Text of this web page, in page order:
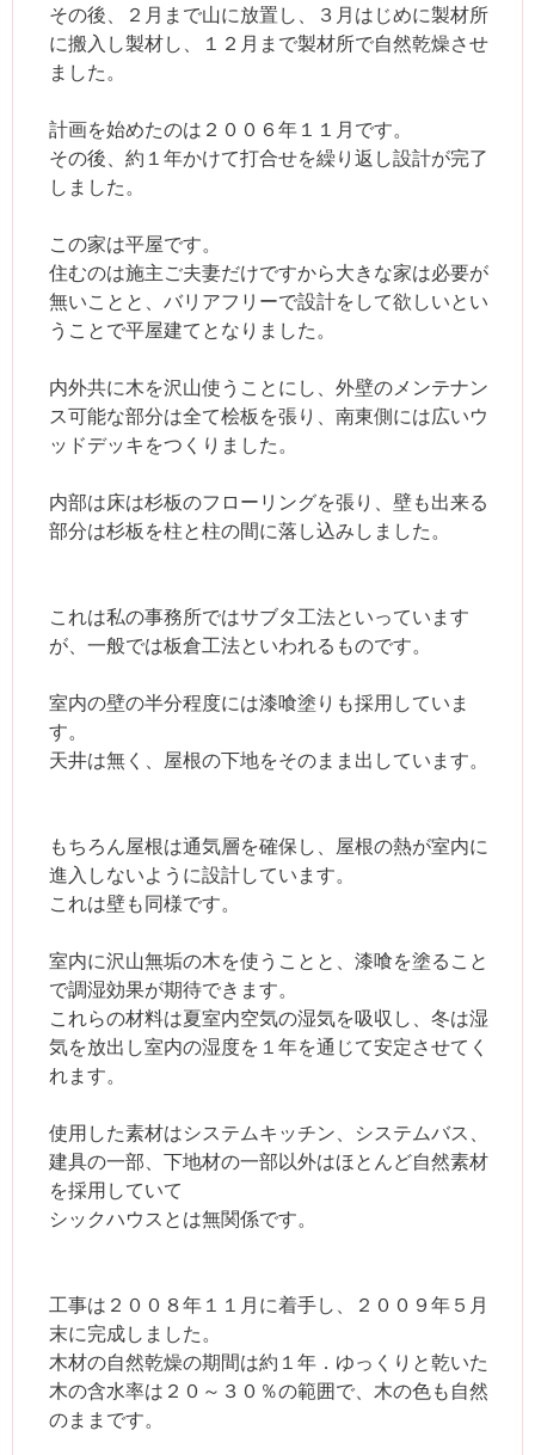
その後、２月まで山に放置し、３月はじめに製材所
に搬入し製材し、１２月まで製材所で自然乾燥させ
ました。
計画を始めたのは２００６年１１月です。
その後、約１年かけて打合せを繰り返し設計が完了
しました。
この家は平屋です。
住むのは施主ご夫妻だけですから大きな家は必要が
無いことと、バリアフリーで設計をして欲しいとい
うことで平屋建てとなりました。
内外共に木を沢山使うことにし、外壁のメンテナン
ス可能な部分は全て桧板を張り、南東側には広いウ
ッドデッキをつくりました。
内部は床は杉板のフローリングを張り、壁も出来る
部分は杉板を柱と柱の間に落し込みしました。
これは私の事務所ではサブタ工法といっています
が、一般では板倉工法といわれるものです。
室内の壁の半分程度には漆喰塗りも採用していま
す。
天井は無く、屋根の下地をそのまま出しています。
もちろん屋根は通気層を確保し、屋根の熱が室内に
進入しないように設計しています。
これは壁も同様です。
室内に沢山無垢の木を使うことと、漆喰を塗ること
で調湿効果が期待できます。
これらの材料は夏室内空気の湿気を吸収し、冬は湿
気を放出し室内の湿度を１年を通じて安定させてく
れます。
使用した素材はシステムキッチン、システムバス、
建具の一部、下地材の一部以外はほとんど自然素材
を採用していて
シックハウスとは無関係です。
工事は２００８年１１月に着手し、２００９年５月
末に完成しました。
木材の自然乾燥の期間は約１年．ゆっくりと乾いた
木の含水率は２０～３０％の範囲で、木の色も自然
のままです。